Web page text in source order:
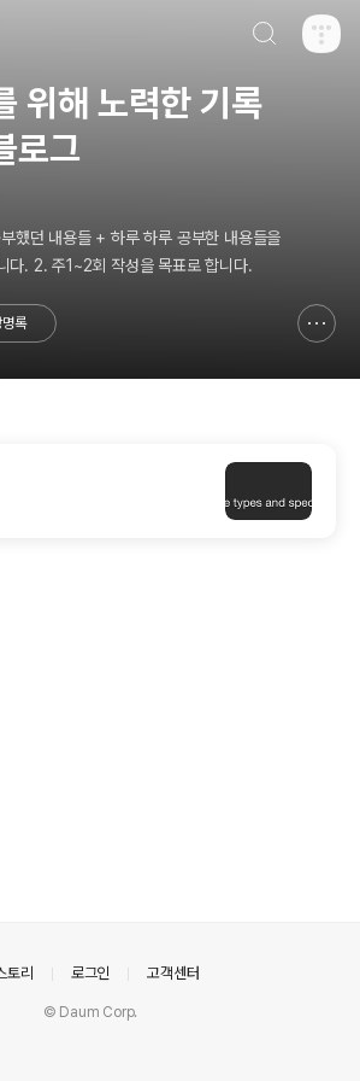
위해 노력한 기록
로그
했던 내용들 + 하루 하루 공부한 내용들을
다. 2. 주1~2회 작성을 목표로 합니다.
명록
토리 로그인 고객센터
© Daum Corp.